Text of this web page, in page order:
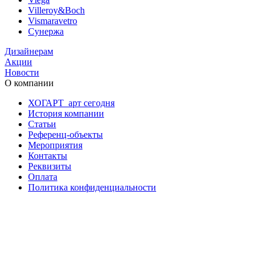
Villeroy&Boch
Vismaravetro
Сунержа
Дизайнерам
Акции
Новости
О компании
ХОГАРТ_арт сегодня
История компании
Статьи
Референц-объекты
Мероприятия
Контакты
Реквизиты
Оплата
Политика конфиденциальности